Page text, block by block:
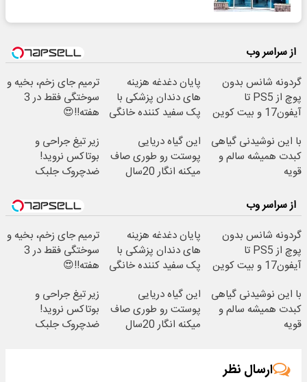
از سراسر وب
گردونه شانس بدون
پوچ از PS5 تا
آیفون17 و بیت کوین
پایان دغدغه هزینه
های دندان پزشکی با
پک سفید کننده خانگی
ترمیم جای زخم، بخیه و
سوختگی فقط در 3
هفته!!😍
با این نوشیدنی گیاهی
کبدت همیشه سالم و
قویه
این گیاه دریایی
پوستت رو طوری صاف
میکنه انگار 20سال
زیر تیغ جراحی و
بوتاکس نروید!
ضدچروک جلبک
از سراسر وب
گردونه شانس بدون
پوچ از PS5 تا
آیفون17 و بیت کوین
پایان دغدغه هزینه
های دندان پزشکی با
پک سفید کننده خانگی
ترمیم جای زخم، بخیه و
سوختگی فقط در 3
هفته!!😍
با این نوشیدنی گیاهی
کبدت همیشه سالم و
قویه
این گیاه دریایی
پوستت رو طوری صاف
میکنه انگار 20سال
زیر تیغ جراحی و
بوتاکس نروید!
ضدچروک جلبک
ارسال نظر